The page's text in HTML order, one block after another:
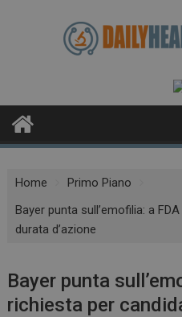
Home
Primo Piano
Bayer punta sull’emofilia: a
durata d’azione
Bayer punta
richiesta per